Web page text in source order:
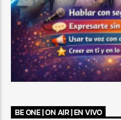
BE ONE | ON AIR | EN VIVO